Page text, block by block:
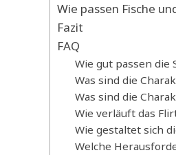
Wie passen Fische
Fazit
FAQ
Wie gut passen die
Was sind die
Was sind die
Wie verläuft das
Wie gestaltet sich
Welche